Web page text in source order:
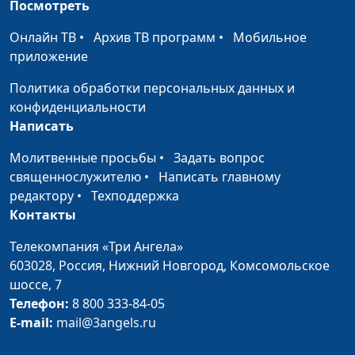
Удобные дети:
обратная сторона
медали
Анна Ронжина, Алена
консультирующий
Синицына, Ольга
Феофанова
Муж и дети: кому
внимания?
консультирующий
психолог, Анна
Паршакова, Анна
Посмотреть
Онлайн ТВ • Архив ТВ программ • Мобильное
приложение
Политика обработки персональных данных и
конфиденциальности
Написать
Молитвенные просьбы • Задать вопрос
священнослужителю • Написать главному
редактору • Техподдержка
Контакты
Телекомпания «Три Ангела»
603028, Россия, Нижний Новгород, Комсомольское
шоссе, 7
Телефон: 8 800 333-84-05
E-mail: mail@3angels.ru